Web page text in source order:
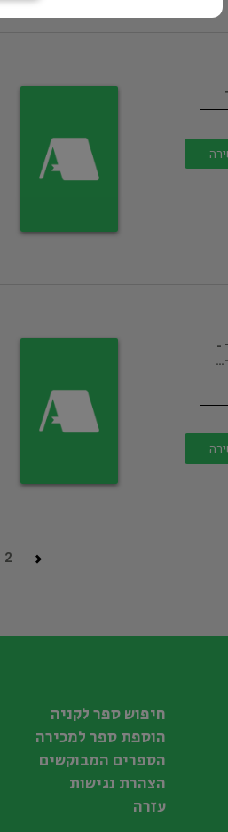
-
…
2
חיפוש ספר לקניה
הוספת ספר למכירה
הספרים המבוקשים
הצהרת נגישות
עזרה